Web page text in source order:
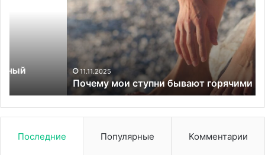
11.11.2025
Почему мои ступни бывают горячими
и
Последние Популярные Комментарии